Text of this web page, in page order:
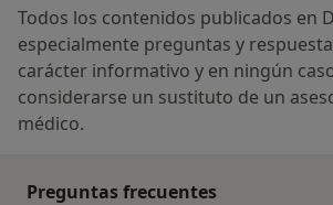
Todos los contenidos publicados en
especialmente preguntas y
carácter informativo y en ningún
considerarse un sustituto de un
médico.
Preguntas frecuentes